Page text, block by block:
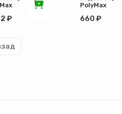
₽
PolyMax
ЛВ-10.16.08-
660 ₽